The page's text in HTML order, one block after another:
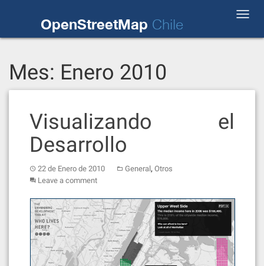
OpenStreetMap Chile
Mes: Enero 2010
Visualizando el
Desarrollo
22 de Enero de 2010 General, Otros
Leave a comment